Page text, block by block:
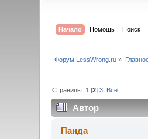
Начало Помощь Поиск
Форум LessWrong.ru »
Страницы: 1 [2]3 Все
Автор
Панда